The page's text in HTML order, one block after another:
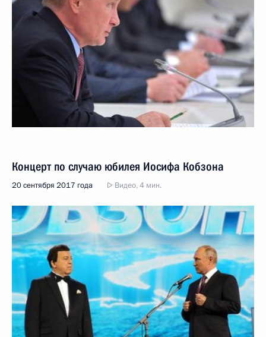
Концерт по случаю юбилея Иосифа Кобзона
20 сентября 2017 года Видео, 4 мин.